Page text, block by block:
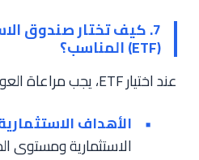
7. كيف تختار صندوق
(ETF) المناسب؟
عند اختيار ETF، يجب مراعاة العوامل التالية:
الأهداف
الاستثمارية ومستوى